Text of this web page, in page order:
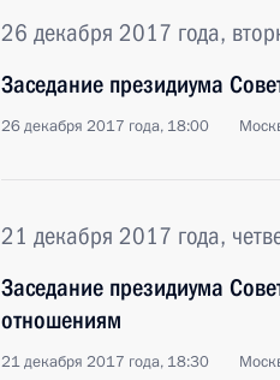
26 декабря 2017 года,
Заседание президиума
26 декабря 2017 года, 18:00
21 декабря 2017 года,
Заседание президиума
отношениям
21 декабря 2017 года, 18:30